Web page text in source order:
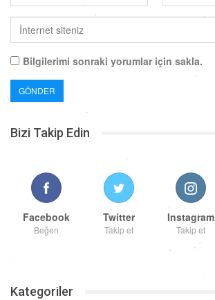
Bilgilerimi sonraki yorumlar için sakla.
Bizi Takip Edin
Facebook
Beğen
Twitter
Takip et
Instagram
Takip et
Kategoriler